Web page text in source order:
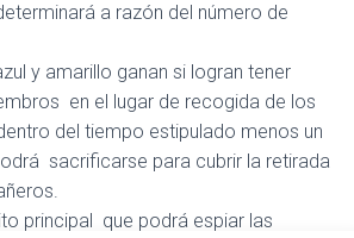
a razón del número de
y amarillo ganan si logran tener
en el lugar de recogida de los
del tiempo estipulado menos un
sacrificarse para cubrir la retirada
principal que podrá espiar las